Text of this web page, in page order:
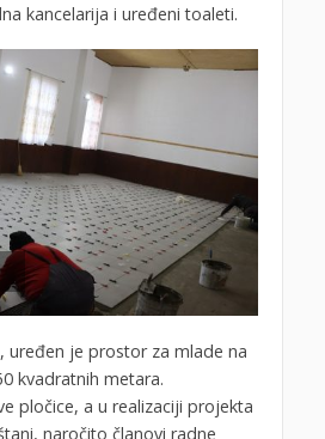
kancelarija i uređeni toaleti.
uređen je prostor za mlade na
kvadratnih metara.
pločice, a u realizaciji projekta
naročito članovi radne